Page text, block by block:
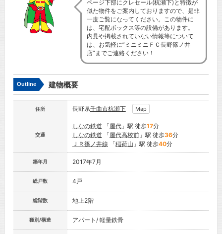
ページ下部にクレセール(杭瀬下)と特徴が
似た物件をご案内しておりますので、是非
一度ご覧になってください。この物件に
は、宅配ボックス等の設備があります。
内見や掲載されていない情報等について
は、お気軽に”ミニミニＦＣ長野篠ノ井
店”までご連絡ください！
Outline 建物概要
住所 長野県千曲市杭瀬下 Map
交通
しなの鉄道 「屋代」駅 徒歩17分
しなの鉄道 「屋代高校前」駅 徒歩36分
ＪＲ篠ノ井線 「稲荷山 」駅 徒歩40分
築年月 2017年7月
総戸数 4戸
総階数 地上2階
種別/構造 アパート/ 軽量鉄骨